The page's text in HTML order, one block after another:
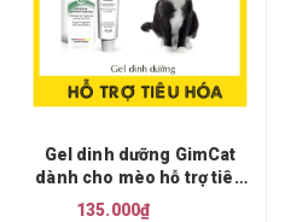
Gel dinh dưỡng GimCat
dành cho mèo hỗ trợ tiêu
hoá
135.000₫